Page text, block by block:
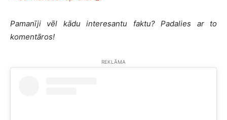
Pamanīji vēl kādu interesantu faktu? Padalies ar to
komentāros!
REKLĀMA